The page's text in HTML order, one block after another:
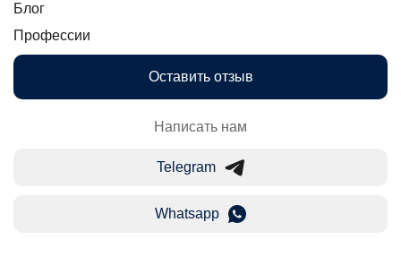
Блог
Профессии
Оставить отзыв
Написать нам
Telegram
Whatsapp